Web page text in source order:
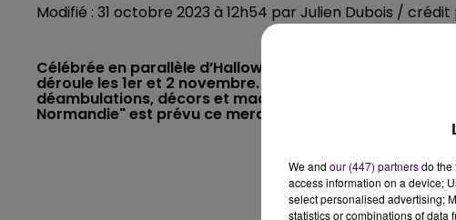
Modifié : 31 octobre 2023 à 12h54 par Julien Dubois /
Célébrée en parallèle d’Halloween et de la Toussaint,
déroule les 1er et 2 novembre. L’occasion d’honorer
déambulations, décors et maquillage. A Rouen, une
Normandie" est prévu ce mercredi 31 octobre au café-
We and our (447) partnersdo the
access information on a device;
select personalised advertising;
statistics or combinations of data